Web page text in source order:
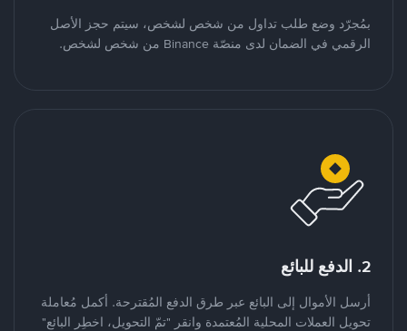
بمُجرّد وضع طلب تداول من شخص لشخص، سيتم حجز الأصل
الرقمي في الضمان لدى منصّة Binance من شخص لشخص.
2. الدفع للبائع
أرسل الأموال إلى البائع عبر طرق الدفع المُقترحة. أكمل مُعاملة
تحويل العملات المحلية المُعتمدة وانقر "تمّ التحويل، اخطِر البائع"